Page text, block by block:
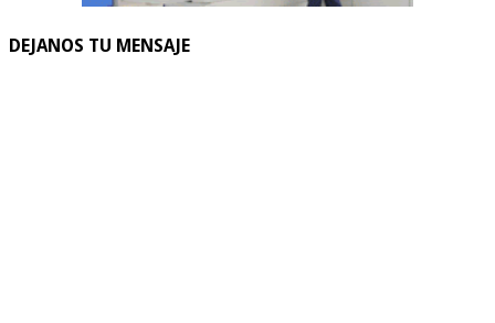
DEJANOS TU MENSAJE